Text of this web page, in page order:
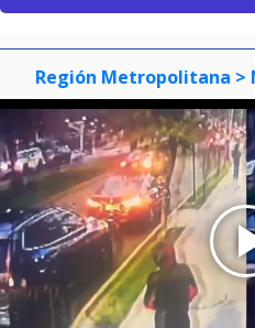
Región Metropolitana >